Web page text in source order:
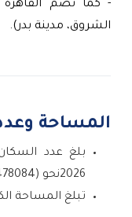
الشروق، مدينة بدر).
المساحة
2026نحو (10478084)نسمه.
تبلغ المساحة